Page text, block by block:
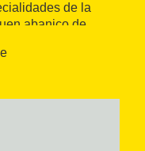
de la
abanico de
y